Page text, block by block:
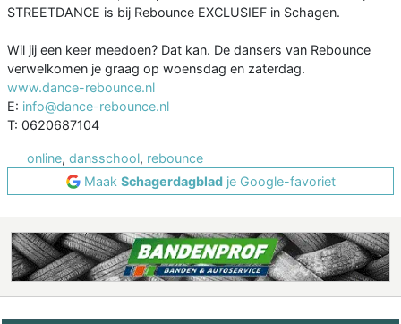
STREETDANCE is bij Rebounce EXCLUSIEF in Schagen.
Wil jij een keer meedoen? Dat kan. De dansers van Rebounce
verwelkomen je graag op woensdag en zaterdag.
www.dance-rebounce.nl
E: info@dance-rebounce.nl
T: 0620687104
online, dansschool, rebounce
Maak Schagerdagbladje Google-favoriet